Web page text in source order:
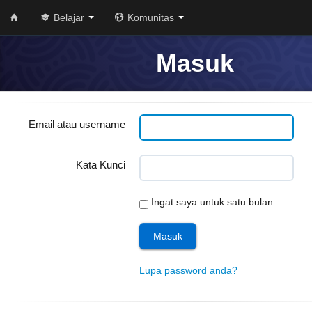
Belajar Komunitas
Masuk
Email atau username
Kata Kunci
Ingat saya untuk satu bulan
Lupa password anda?